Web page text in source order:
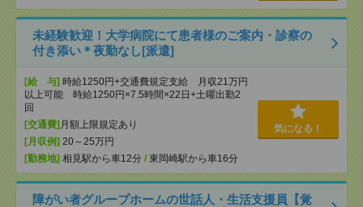
未経験歓迎！大学病院にて患者様のご案内・診察の
付き添い＊夜勤なし[派遣]
[給 与] 時給1250円+交通費規定支給 月収21万円
以上可能 時給1250円×7.5時間×22日+土曜出勤2
回
[交通費] 月額上限規定あり
[月収例] 20～25万円
[勤務地] 相見駅から車12分 / 東岡崎駅から車16分
気になる！
障がい者グループホームの世話人・生活支援員【覚